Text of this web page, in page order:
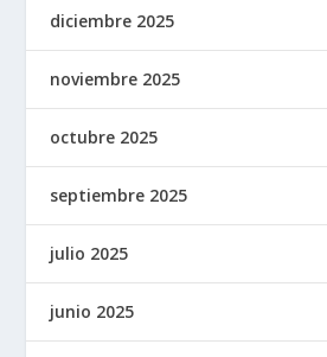
diciembre 2025
noviembre 2025
octubre 2025
septiembre 2025
julio 2025
junio 2025